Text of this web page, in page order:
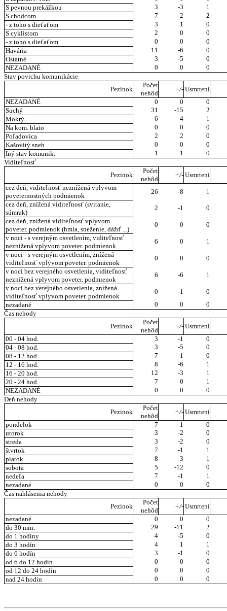
S pevnou prekážkou
3 -3
1
S chodcom
7 2
2
- z toho s dieťaťom
3 1
0
S cyklistom
2 0
0
- z toho s dieťaťom
0 0
0
Havária
11 -6
0
Ostatné
3 -5
0
NEZADANÉ
0 0
0
Stav povrchu komunikácie
Pezinok
Počet
nehôd
+/- Usmrtení
NEZADANÉ
0 0
0
Suchý
31 -15
2
Mokrý
6 -4
1
Na kom. blato
0 0
0
Poľadovica
2 2
0
Kašovitý sneh
0 0
0
Iný stav komunik.
1 1
0
Viditeľnosť
Pezinok
Počet
nehôd
+/- Usmrtení
cez deň, viditeľnosť neznížená vplyvom
poveternostných podmienok
26 -8
1
cez deň, znížená viditeľnosť (svitanie,
súmrak)
2 -1
0
cez deň, znížená viditeľnosť vplyvom
poveter. podmienok (hmla, sneženie, dážď ...)
0 0
0
v noci - s verejným osvetlením, viditeľnosť
neznížená vplyvom poveter. podmienok
6 0
1
v noci - s verejným osvetlením, znížená
viditeľnosť vplyvom poveter. podmienok
0 0
0
v noci bez verejného osvetlenia, viditeľnosť
neznížená vplyvom poveter. podmienok
6 -6
1
v noci bez verejného osvetlenia, znížená
viditeľnosť vplyvom poveter. podmienok
0 -1
0
nezadané
0 0
0
Čas nehody
Pezinok
Počet
nehôd
+/- Usmrtení
00 - 04 hod.
3 -1
0
04 - 08 hod.
3 -5
0
08 - 12 hod.
7 -1
0
12 - 16 hod.
8 -6
1
16 - 20 hod.
12 -3
1
20 - 24 hod.
7 0
1
NEZADANÉ
0 0
0
Deň nehody
Pezinok
Počet
nehôd
+/- Usmrtení
pondelok
7 -1
0
utorok
3 -2
0
streda
3 -2
0
štvrtok
7 -1
1
piatok
8 3
1
sobota
5 -12
0
nedeľa
7 -1
1
nezadané
0 0
0
Čas nahlásenia nehody
Pezinok
Počet
nehôd
+/- Usmrtení
nezadané
0 0
0
do 30 min.
29 -11
2
do 1 hodiny
4 -5
0
do 3 hodín
4 1
1
do 6 hodín
3 -1
0
od 6 do 12 hodín
0 0
0
od 12 do 24 hodín
0 0
0
nad 24 hodín
0 0 0